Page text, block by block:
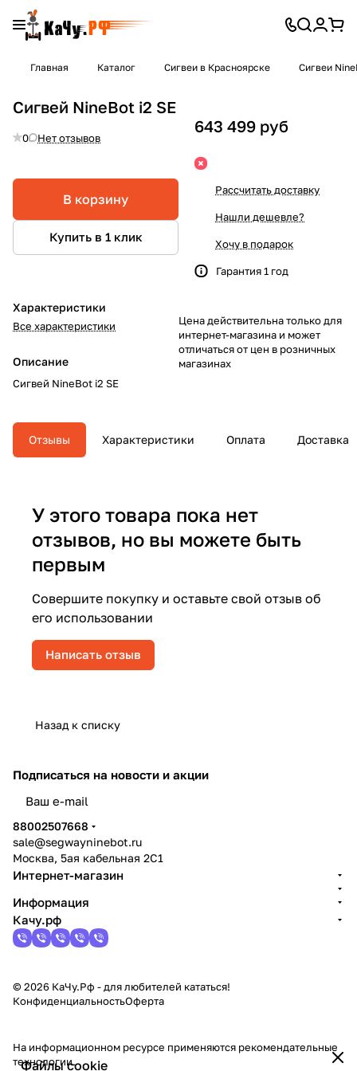
Главная Каталог Сигвеи в Красноярске Сигвеи
Сигвей NineBot i2 SE
0 Нет отзывов
В корзину
Купить в 1 клик
Характеристики
Все характеристики
Описание
Сигвей NineBot i2 SE
643 499 руб
Рассчитать доставку
Нашли дешевле?
Хочу в подарок
Гарантия 1 год
Цена действительна только для
интернет-магазина и может
отличаться от цен в розничных
магазинах
Отзывы Характеристики Оплата Доставка
У этого товара пока нет
отзывов, но вы можете быть
первым
Совершите покупку и оставьте свой отзыв об
его использовании
Написать отзыв
Назад к списку
Файлы cookie
Подписаться на новости и акции
88002507668
sale@segwayninebot.ru
Москва, 5ая кабельная 2С1
Интернет-магазин
Информация
Качу.рф
© 2026 КаЧу.Рф - для любителей кататься!
КонфиденциальностьОферта
На информационном ресурсе применяются рекомендательные
технологии.